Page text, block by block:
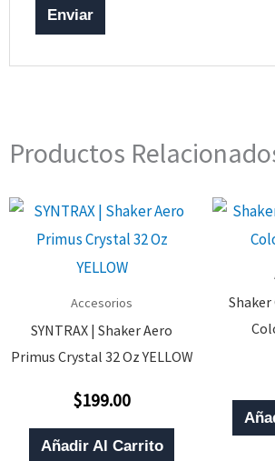
Productos
Accesorios
SYNTRAX | Shaker Aero
Primus Crystal 32 Oz YELLOW
Valorado
0
De
5
$199.00
Añadir Al Carrito
Shaker